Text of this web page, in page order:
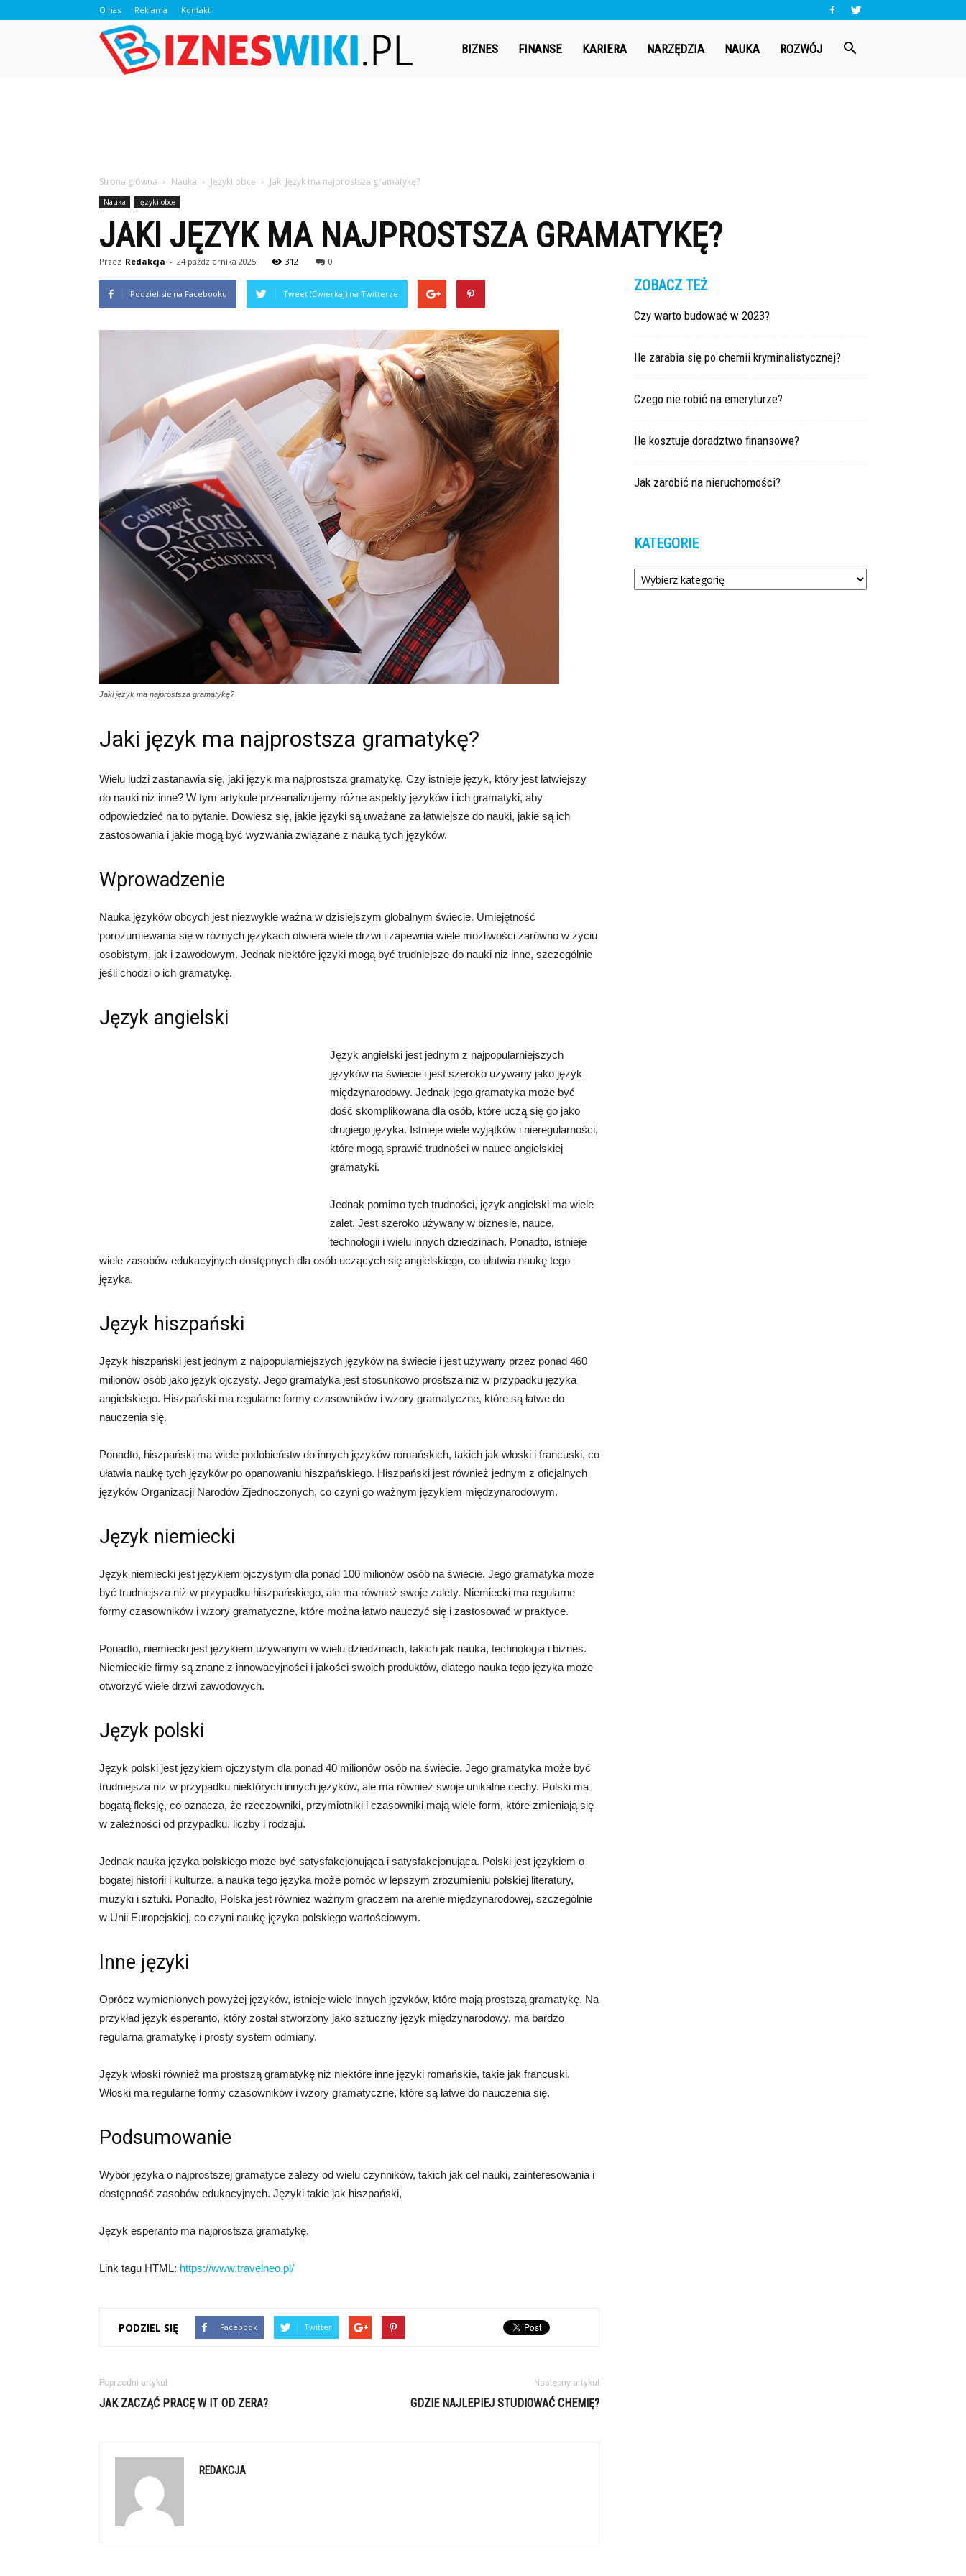
O nas Reklama Kontakt
Bizneswiki.plBIZNES FINANSE KARIERA NARZĘDZIA NAUKA ROZWÓJ
Strona główna Nauka Języki obce Jaki język ma najprostsza gramatykę?
Nauka Języki obce
JAKI JĘZYK MA NAJPROSTSZA GRAMATYKĘ?
Przez Redakcja - 24 października 2025 312 0
Podziel się na Facebooku Tweet (Ćwierkaj) na Twitterze
Jaki język ma najprostsza gramatykę?
Jaki język ma najprostsza gramatykę?
Wielu ludzi zastanawia się, jaki język ma najprostsza gramatykę. Czy istnieje język, który jest łatwiejszy
do nauki niż inne? W tym artykule przeanalizujemy różne aspekty języków i ich gramatyki, aby
odpowiedzieć na to pytanie. Dowiesz się, jakie języki są uważane za łatwiejsze do nauki, jakie są ich
zastosowania i jakie mogą być wyzwania związane z nauką tych języków.
Wprowadzenie
Nauka języków obcych jest niezwykle ważna w dzisiejszym globalnym świecie. Umiejętność
porozumiewania się w różnych językach otwiera wiele drzwi i zapewnia wiele możliwości zarówno w życiu
osobistym, jak i zawodowym. Jednak niektóre języki mogą być trudniejsze do nauki niż inne, szczególnie
jeśli chodzi o ich gramatykę.
Język angielski
Język angielski jest jednym z najpopularniejszych
języków na świecie i jest szeroko używany jako język
międzynarodowy. Jednak jego gramatyka może być
dość skomplikowana dla osób, które uczą się go jako
drugiego języka. Istnieje wiele wyjątków i nieregularności,
które mogą sprawić trudności w nauce angielskiej
gramatyki.
Jednak pomimo tych trudności, język angielski ma wiele
zalet. Jest szeroko używany w biznesie, nauce,
technologii i wielu innych dziedzinach. Ponadto, istnieje
wiele zasobów edukacyjnych dostępnych dla osób uczących się angielskiego, co ułatwia naukę tego
języka.
Język hiszpański
Język hiszpański jest jednym z najpopularniejszych języków na świecie i jest używany przez ponad 460
milionów osób jako język ojczysty. Jego gramatyka jest stosunkowo prostsza niż w przypadku języka
angielskiego. Hiszpański ma regularne formy czasowników i wzory gramatyczne, które są łatwe do
nauczenia się.
Ponadto, hiszpański ma wiele podobieństw do innych języków romańskich, takich jak włoski i francuski, co
ułatwia naukę tych języków po opanowaniu hiszpańskiego. Hiszpański jest również jednym z oficjalnych
języków Organizacji Narodów Zjednoczonych, co czyni go ważnym językiem międzynarodowym.
Język niemiecki
Język niemiecki jest językiem ojczystym dla ponad 100 milionów osób na świecie. Jego gramatyka może
być trudniejsza niż w przypadku hiszpańskiego, ale ma również swoje zalety. Niemiecki ma regularne
formy czasowników i wzory gramatyczne, które można łatwo nauczyć się i zastosować w praktyce.
Ponadto, niemiecki jest językiem używanym w wielu dziedzinach, takich jak nauka, technologia i biznes.
Niemieckie firmy są znane z innowacyjności i jakości swoich produktów, dlatego nauka tego języka może
otworzyć wiele drzwi zawodowych.
Język polski
Język polski jest językiem ojczystym dla ponad 40 milionów osób na świecie. Jego gramatyka może być
trudniejsza niż w przypadku niektórych innych języków, ale ma również swoje unikalne cechy. Polski ma
bogatą fleksję, co oznacza, że ​​rzeczowniki, przymiotniki i czasowniki mają wiele form, które zmieniają się
w zależności od przypadku, liczby i rodzaju.
Jednak nauka języka polskiego może być satysfakcjonująca i satysfakcjonująca. Polski jest językiem o
bogatej historii i kulturze, a nauka tego języka może pomóc w lepszym zrozumieniu polskiej literatury,
muzyki i sztuki. Ponadto, Polska jest również ważnym graczem na arenie międzynarodowej, szczególnie
w Unii Europejskiej, co czyni naukę języka polskiego wartościowym.
Inne języki
Oprócz wymienionych powyżej języków, istnieje wiele innych języków, które mają prostszą gramatykę. Na
przykład język esperanto, który został stworzony jako sztuczny język międzynarodowy, ma bardzo
regularną gramatykę i prosty system odmiany.
Język włoski również ma prostszą gramatykę niż niektóre inne języki romańskie, takie jak francuski.
Włoski ma regularne formy czasowników i wzory gramatyczne, które są łatwe do nauczenia się.
Podsumowanie
Wybór języka o najprostszej gramatyce zależy od wielu czynników, takich jak cel nauki, zainteresowania i
dostępność zasobów edukacyjnych. Języki takie jak hiszpański,
Język esperanto ma najprostszą gramatykę.
Link tagu HTML: https://www.travelneo.pl/
PODZIEL SIĘ Facebook Twitter
Poprzedni artykuł
JAK ZACZĄĆ PRACĘ W IT OD ZERA?
Następny artykuł
GDZIE NAJLEPIEJ STUDIOWAĆ CHEMIĘ?
REDAKCJA
ZOBACZ TEŻ
Czy warto budować w 2023?
Ile zarabia się po chemii kryminalistycznej?
Czego nie robić na emeryturze?
Ile kosztuje doradztwo finansowe?
Jak zarobić na nieruchomości?
KATEGORIE
Kategorie